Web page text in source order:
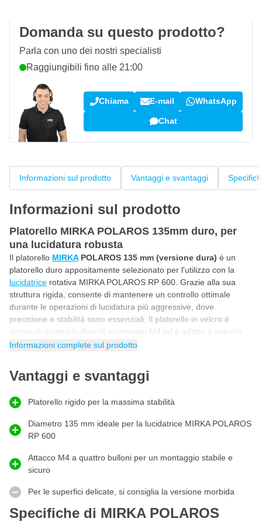
Domanda su questo prodotto?
Parla con uno dei nostri specialisti
Raggiungibili fino alle 21:00
Chiama E-mail WhatsApp
Chat
Informazioni sul prodotto Vantaggi e svantaggi
Informazioni sul prodotto
Platorello MIRKA POLAROS 135mm duro, per
una lucidatura robusta
Il platorello MIRKAPOLAROS 135 mm (versione dura) è un
platorello duro appositamente selezionato per l'utilizzo con la
lucidatrice rotativa MIRKA POLAROS RP 600. Grazie alla sua
struttura rigida, consente di mantenere un controllo ottimale
durante le operazioni di lucidatura più aggressive, dove
precisione e stabilità sono essenziali. Il platorello in velcro è
dotato di quattro bulloni di montaggio M4 ed è adatto a velocità
fino a 6000 giri/min. Questo platorello rigido è ideale per gli utenti
esempio quando si eseguono riparazioni a punti o correzioni della
vernice.
Informazioni complete sul prodotto
Vantaggi e svantaggi
Platorello rigido per la massima stabilità
Diametro 135 mm ideale per la lucidatrice MIRKA POLAROS
RP 600
Attacco M4 a quattro bulloni per un montaggio stabile e
sicuro
Per le superfici delicate, si consiglia la versione morbida
Specifiche di MIRKA POLAROS